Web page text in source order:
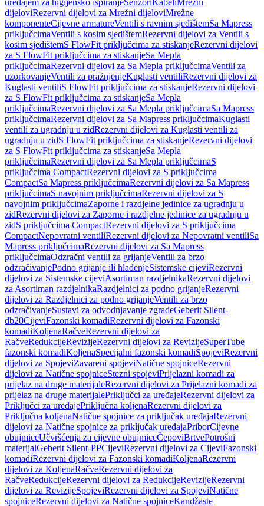
uređajem za higijensko ispiranjeSenzoriKabeliMrežni
dijeloviRezervni dijelovi za Mrežni dijeloviMrežne
komponenteCijevne armatureVentili s ravnim sjedištemSa Mapress
priključcimaVentili s kosim sjedištemRezervni dijelovi za Ventili s
kosim sjedištemS FlowFit priključcima za stiskanjeRezervni dijelovi
za S FlowFit priključcima za stiskanjeSa Mepla
priključcimaRezervni dijelovi za Sa Mepla priključcimaVentili za
uzorkovanjeVentili za pražnjenjeKuglasti ventiliRezervni dijelovi za
Kuglasti ventiliS FlowFit priključcima za stiskanjeRezervni dijelovi
za S FlowFit priključcima za stiskanjeSa Mepla
priključcimaRezervni dijelovi za Sa Mepla priključcimaSa Mapress
priključcimaRezervni dijelovi za Sa Mapress priključcimaKuglasti
ventili za ugradnju u zidRezervni dijelovi za Kuglasti ventili za
ugradnju u zidS FlowFit priključcima za stiskanjeRezervni dijelovi
za S FlowFit priključcima za stiskanjeSa Mepla
priključcimaRezervni dijelovi za Sa Mepla priključcimaS
priključcima CompactRezervni dijelovi za S priključcima
CompactSa Mapress priključcimaRezervni dijelovi za Sa Mapress
priključcimaS navojnim priključcimaRezervni dijelovi za S
navojnim priključcimaZaporne i razdjelne jedinice za ugradnju u
zidRezervni dijelovi za Zaporne i razdjelne jedinice za ugradnju u
zidS priključcima CompactRezervni dijelovi za S priključcima
CompactNepovratni ventiliRezervni dijelovi za Nepovratni ventiliSa
Mapress priključcimaRezervni dijelovi za Sa Mapress
priključcimaOdzračni ventili za grijanjeVentili za brzo
odzračivanjePodno grijanje ili hlađenjeSistemske cijeviRezervni
dijelovi za Sistemske cijeviAsortiman razdjelnikaRezervni dijelovi
za Asortiman razdjelnikaRazdjelnici za podno grijanjeRezervni
dijelovi za Razdjelnici za podno grijanjeVentili za brzo
odzračivanjeSustavi za odvodnjavanje zgradeGeberit Silent-
db20CijeviFazonski komadiRezervni dijelovi za Fazonski
komadiKoljenaRačveRezervni dijelovi za
RačveRedukcijeRevizijeRezervni dijelovi za RevizijeSuperTube
fazonski komadiKoljenaSpecijalni fazonski komadiSpojeviRezervni
dijelovi za SpojeviZavareni spojeviNatične spojniceRezervni
dijelovi za Natične spojniceStezni spojeviPrijelazni komadi za
prijelaz na druge materijaleRezervni dijelovi za Prijelazni komadi za
prijelaz na druge materijalePriključci za uređajeRezervni dijelovi za
Priključci za uređajePriključna koljenaRezervni dijelovi za
Priključna koljenaNatične spojnice za priključak uređajaRezervni
dijelovi za Natične spojnice za priključak uređajaPriborCijevne
obujmiceUčvršćenja za cijevne obujmiceČepoviBrtvePotrošni
materijalGeberit Silent-PPCijeviRezervni dijelovi za CijeviFazonski
komadiRezervni dijelovi za Fazonski komadiKoljenaRezervni
dijelovi za KoljenaRačveRezervni dijelovi za
RačveRedukcijeRezervni dijelovi za RedukcijeRevizijeRezervni
dijelovi za RevizijeSpojeviRezervni dijelovi za SpojeviNatične
spojniceRezervni dijelovi za Natične spojniceKandžaste